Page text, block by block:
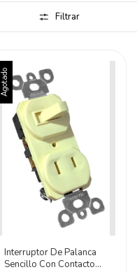
Filtrar
Agotado
Interruptor De Palanca
Sencillo Con Contacto